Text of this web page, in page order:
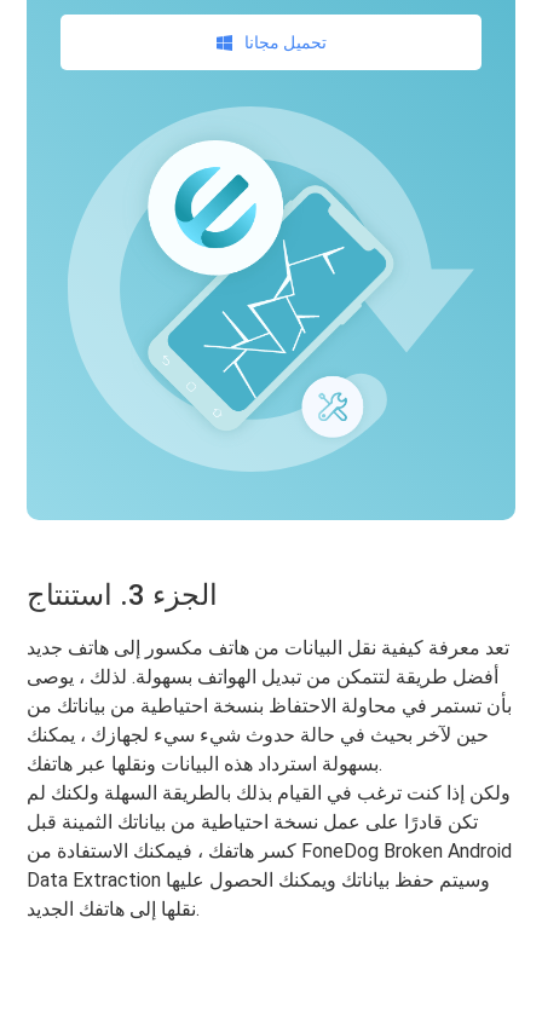
تحميل مجانا
الجزء 3. استنتاج
تعد معرفة كيفية نقل البيانات من هاتف مكسور إلى هاتف جديد
أفضل طريقة لتتمكن من تبديل الهواتف بسهولة. لذلك ، يوصى
بأن تستمر في محاولة الاحتفاظ بنسخة احتياطية من بياناتك من
حين لآخر بحيث في حالة حدوث شيء سيء لجهازك ، يمكنك
بسهولة استرداد هذه البيانات ونقلها عبر هاتفك.
ولكن إذا كنت ترغب في القيام بذلك بالطريقة السهلة ولكنك لم
تكن قادرًا على عمل نسخة احتياطية من بياناتك الثمينة قبل
كسر هاتفك ، فيمكنك الاستفادة من FoneDog Broken Android
Data Extraction وسيتم حفظ بياناتك ويمكنك الحصول عليها
نقلها إلى هاتفك الجديد.